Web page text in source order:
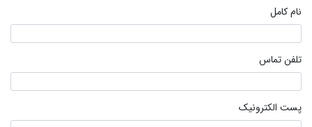
نام کامل
تلفن تماس
پست الکترونیک